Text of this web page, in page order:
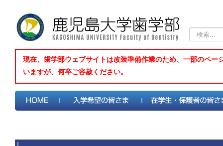
索...
現在、歯学部ウェブサイトは改装準備作業のため、一部のペ
いますが、何卒ご容赦ください。